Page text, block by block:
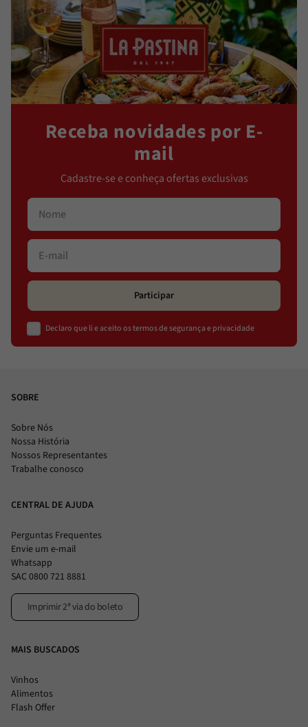
Receba novidades por E-
mail
Cadastre-se e conheça ofertas exclusivas
Participar
Declaro que li e aceito os termos de segurança e privacidade
SOBRE
Sobre Nós
Nossa História
Nossos Representantes
Trabalhe conosco
CENTRAL DE AJUDA
Perguntas Frequentes
Envie um e-mail
Whatsapp
SAC 0800 721 8881
Imprimir 2ª via do boleto
MAIS BUSCADOS
Vinhos
Alimentos
Flash Offer